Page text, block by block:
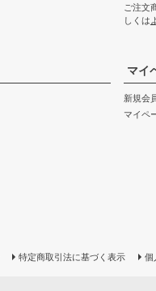
ご注文
しくは
マイ
新規会
マイペ
特定商取引法に基づく表示 個